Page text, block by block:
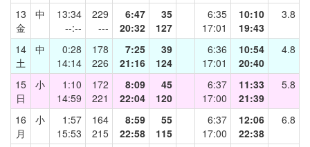
13
金
中
13:34
--:--
229
---
6:47
20:32
35
127
6:35
17:01
10:10
19:43
3.8
14
土
中
0:28
14:14
178
226
7:25
21:16
39
124
6:36
17:01
10:54
20:40
4.8
15
日
小
1:10
14:59
172
221
8:09
22:04
45
120
6:37
17:00
11:33
21:39
5.8
16
月
小
1:57
15:53
164
215
8:59
22:58
55
115
6:37
17:00
12:06
22:38
6.8